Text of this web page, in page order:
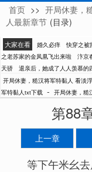
看淡浮云
首页 >> 开局休妻，
人最新章节 (目录)
大家在看 婚久必痒 快穿之被
之老苏家的金凤凰飞出来啦
汴京
天骄
退亲后，她成了人人羡慕的
开局休妻，糙汉将军特黏人 看淡
军特黏人txt下载 - 开局休妻，糙
第88
上一章
等下午米幺